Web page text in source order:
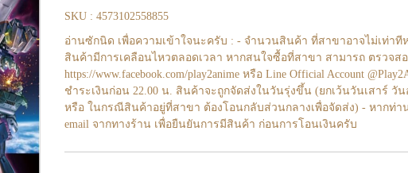
SKU : 4573102558855
อ่านซักนิด เพื่อความเข้าใจนะครับ : - จำนวนสินค้า ที่สาขาอาจไม่เท่าทีห
สินค้ามีการเคลือนไหวตลอดเวลา หากสนใจซื้อที่สาขา สามารถ ตรวจสอ
https://www.facebook.com/play2anime หรือ Line Official Account
ชำระเงินก่อน 22.00 น. สินค้าจะถูกจัดส่งในวันรุ่งขึ้น (ยกเว้นวันเสาร์
หรือ ในกรณีสินค้าอยู่ที่สาขา ต้องโอนกลับส่วนกลางเพื่อจัดส่ง) - หากท่า
email จากทางร้าน เพื่อยืนยันการมีสินค้า ก่อนการโอนเงินครับ